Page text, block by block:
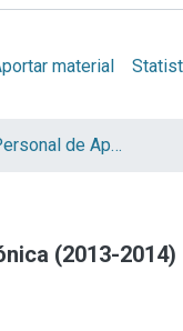
material
Informe de Personal de Apoyo
(2013-2014)